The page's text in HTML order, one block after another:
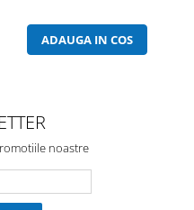
ADAUGA IN COS
noastre